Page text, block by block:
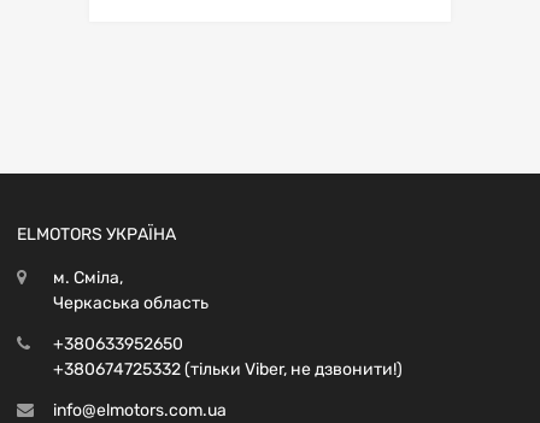
ELMOTORS УКРАЇНА
м. Сміла,
Черкаська область
+380633952650
+380674725332 (тільки Viber, не дзвонити!)
info@elmotors.com.ua